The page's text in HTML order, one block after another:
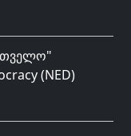
"
(NED)